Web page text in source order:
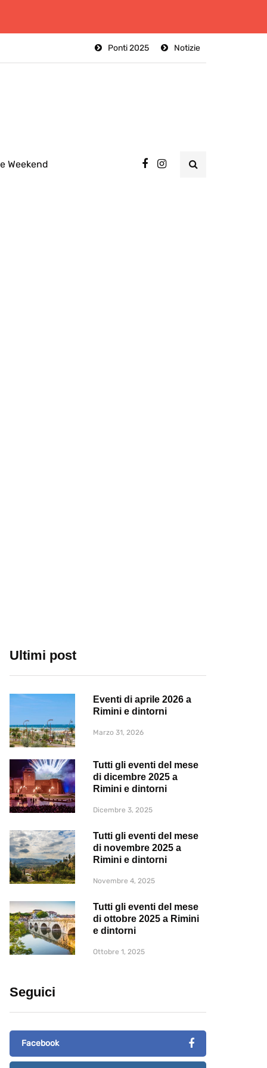
Notizie
Ponti 2025
Weekend
Ultimi post
Eventi di aprile 2026 a
Rimini e dintorni
Marzo 31, 2026
Tutti gli eventi del mese
di dicembre 2025 a
Rimini e dintorni
Dicembre 3, 2025
Tutti gli eventi del mese
di novembre 2025 a
Rimini e dintorni
Novembre 4, 2025
Tutti gli eventi del mese
di ottobre 2025 a Rimini
e dintorni
Ottobre 1, 2025
Seguici
Facebook